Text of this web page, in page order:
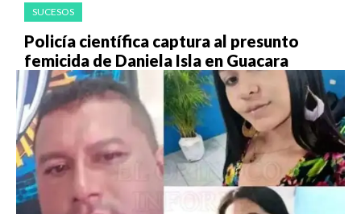
SUCESOS
Policía científica captura al presunto
femicida de Daniela Isla en Guacara